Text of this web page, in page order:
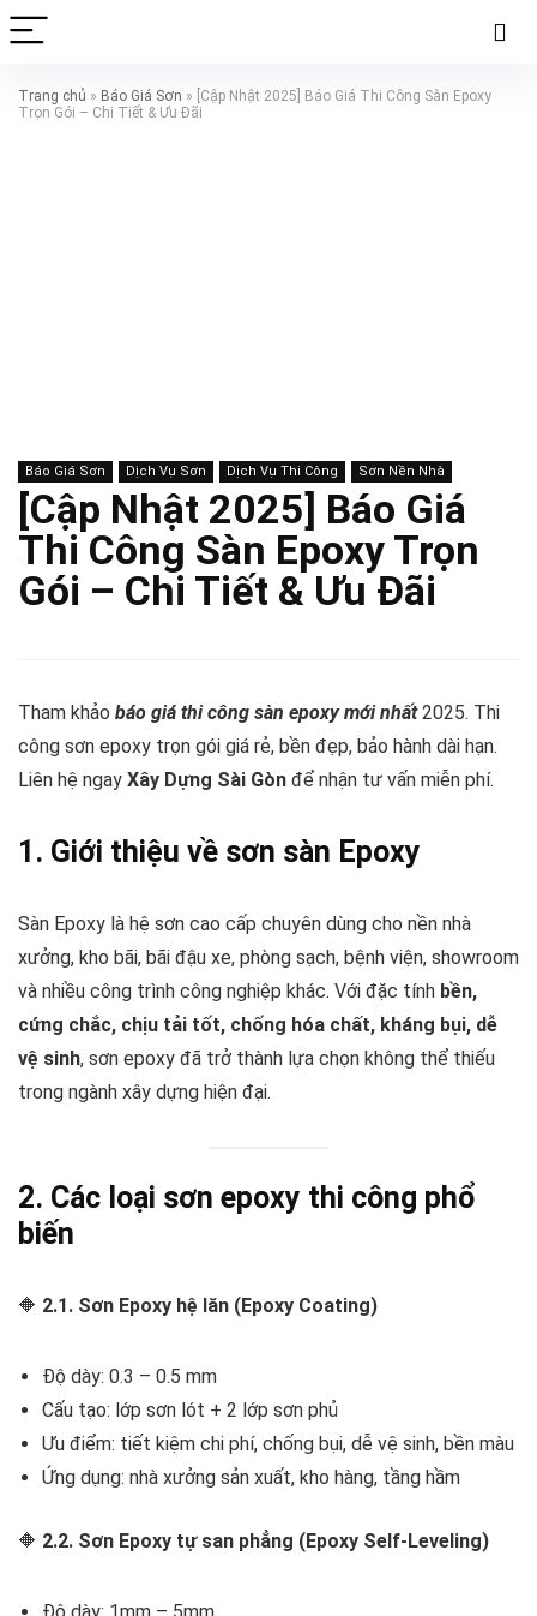
Trang chủ » Báo Giá Sơn » [Cập Nhật 2025] Báo Giá Thi Công Sàn Epoxy
Trọn Gói – Chi Tiết & Ưu Đãi
Báo Giá Sơn Dịch Vụ Sơn Dịch Vụ Thi Công Sơn Nền Nhà
[Cập Nhật 2025] Báo Giá
Thi Công Sàn Epoxy Trọn
Gói – Chi Tiết & Ưu Đãi
Tham khảo báo giá thi công sàn epoxy mới nhất2025. Thi
công sơn epoxy trọn gói giá rẻ, bền đẹp, bảo hành dài hạn.
Liên hệ ngay Xây Dựng Sài Gòn để nhận tư vấn miễn phí.
1. Giới thiệu về sơn sàn Epoxy
Sàn Epoxy là hệ sơn cao cấp chuyên dùng cho nền nhà
xưởng, kho bãi, bãi đậu xe, phòng sạch, bệnh viện, showroom
và nhiều công trình công nghiệp khác. Với đặc tính bền,
cứng chắc, chịu tải tốt, chống hóa chất, kháng bụi, dễ
vệ sinh, sơn epoxy đã trở thành lựa chọn không thể thiếu
trong ngành xây dựng hiện đại.
2. Các loại sơn epoxy thi công phổ
biến
🔶 2.1. Sơn Epoxy hệ lăn (Epoxy Coating)
Độ dày: 0.3 – 0.5 mm
Cấu tạo: lớp sơn lót + 2 lớp sơn phủ
Ưu điểm: tiết kiệm chi phí, chống bụi, dễ vệ sinh, bền màu
Ứng dụng: nhà xưởng sản xuất, kho hàng, tầng hầm
🔶 2.2. Sơn Epoxy tự san phẳng (Epoxy Self-Leveling)